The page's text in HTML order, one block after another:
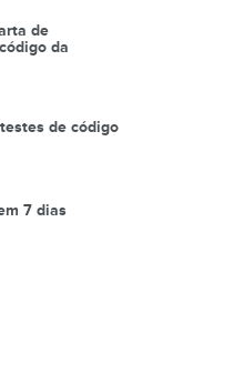
de
da
de código
7 dias